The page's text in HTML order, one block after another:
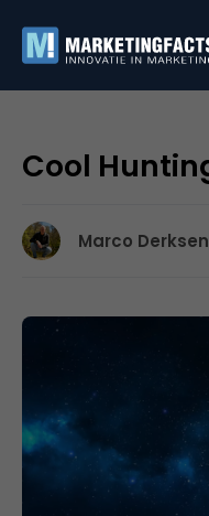
Cool
Marco Derksen